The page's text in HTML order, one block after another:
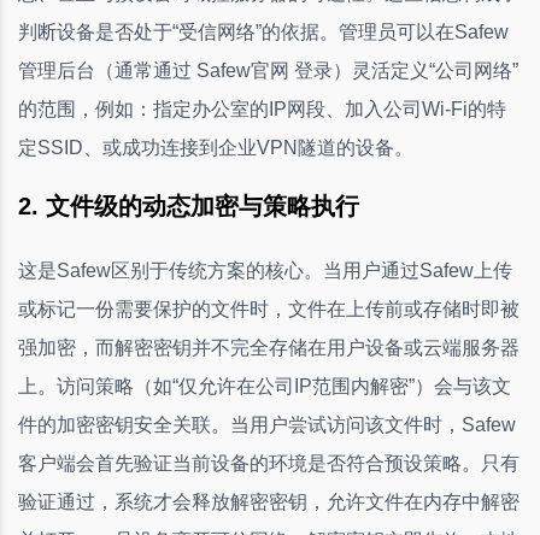
判断设备是否处于“受信网络”的依据。管理员可以在Safew
管理后台（通常通过 Safew官网 登录）灵活定义“公司网络”
的范围，例如：指定办公室的IP网段、加入公司Wi-Fi的特
定SSID、或成功连接到企业VPN隧道的设备。
2. 文件级的动态加密与策略执行
这是Safew区别于传统方案的核心。当用户通过Safew上传
或标记一份需要保护的文件时，文件在上传前或存储时即被
强加密，而解密密钥并不完全存储在用户设备或云端服务器
上。访问策略（如“仅允许在公司IP范围内解密”）会与该文
件的加密密钥安全关联。当用户尝试访问该文件时，Safew
客户端会首先验证当前设备的环境是否符合预设策略。只有
验证通过，系统才会释放解密密钥，允许文件在内存中解密